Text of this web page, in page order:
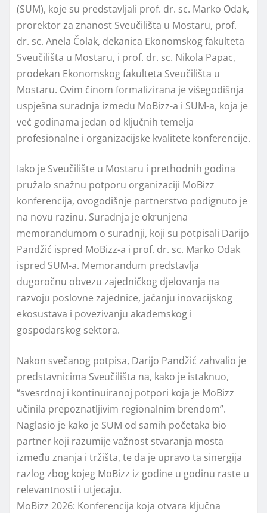
(SUM), koje su predstavljali prof. dr. sc. Marko Odak,
prorektor za znanost Sveučilišta u Mostaru, prof.
dr. sc. Anela Čolak, dekanica Ekonomskog fakulteta
Sveučilišta u Mostaru, i prof. dr. sc. Nikola Papac,
prodekan Ekonomskog fakulteta Sveučilišta u
Mostaru. Ovim činom formalizirana je višegodišnja
uspješna suradnja između MoBizz-a i SUM-a, koja je
već godinama jedan od ključnih temelja
profesionalne i organizacijske kvalitete konferencije.
Iako je Sveučilište u Mostaru i prethodnih godina
pružalo snažnu potporu organizaciji MoBizz
konferencija, ovogodišnje partnerstvo podignuto je
na novu razinu. Suradnja je okrunjena
memorandumom o suradnji, koji su potpisali Darijo
Pandžić ispred MoBizz-a i prof. dr. sc. Marko Odak
ispred SUM-a. Memorandum predstavlja
dugoročnu obvezu zajedničkog djelovanja na
razvoju poslovne zajednice, jačanju inovacijskog
ekosustava i povezivanju akademskog i
gospodarskog sektora.
Nakon svečanog potpisa, Darijo Pandžić zahvalio je
predstavnicima Sveučilišta na, kako je istaknuo,
“svesrdnoj i kontinuiranoj potpori koja je MoBizz
učinila prepoznatljivim regionalnim brendom”.
Naglasio je kako je SUM od samih početaka bio
partner koji razumije važnost stvaranja mosta
između znanja i tržišta, te da je upravo ta sinergija
razlog zbog kojeg MoBizz iz godine u godinu raste u
relevantnosti i utjecaju.
MoBizz 2026: Konferencija koja otvara ključna